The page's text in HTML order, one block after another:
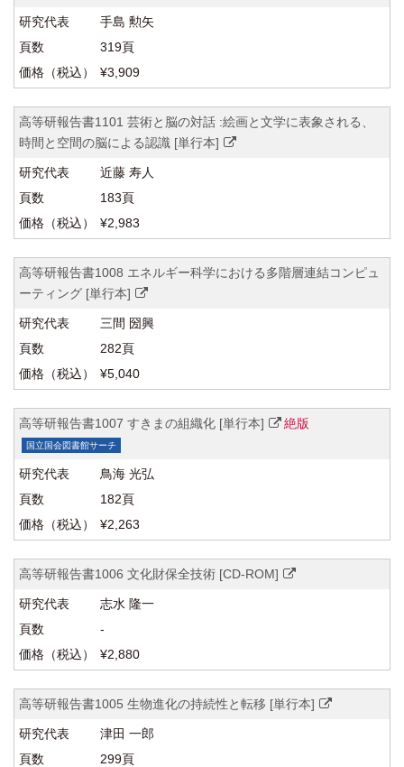
手島 勲矢
319頁
¥3,909
高等研報告書1101 芸術と脳の対話 :絵画と文学に表象される、
時間と空間の脳による認識 [単行本]
近藤 寿人
183頁
¥2,983
高等研報告書1008 エネルギー科学における多階層連結コンピュ
ーティング [単行本]
三間 圀興
282頁
¥5,040
高等研報告書1007 すきまの組織化 [単行本] 絶版
国立国会図書館サーチ
鳥海 光弘
182頁
¥2,263
高等研報告書1006 文化財保全技術 [CD-ROM]
志水 隆一
-
¥2,880
高等研報告書1005 生物進化の持続性と転移 [単行本]
津田 一郎
299頁